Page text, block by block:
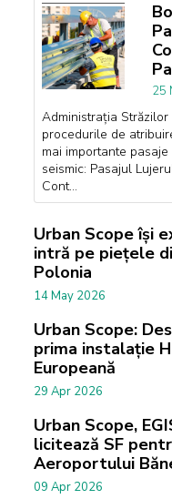
25
Administrația
procedurile de
mai importante
seismic: Pasajul
Cont...
Urban Scope își
intră pe piețele
Polonia
14 May 2026
Urban Scope:
prima instalație
Europeană
29 Apr 2026
Urban Scope,
licitează SF
Aeroportului
09 Apr 2026